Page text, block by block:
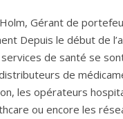
Gérant de
Depuis le début de
de santé se
de
les opérateurs
ou encore les